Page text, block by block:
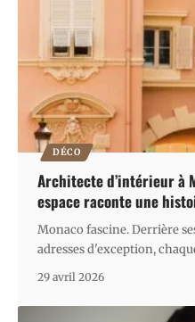
DÉCO
Architecte d’intérieur à
espace raconte une
Monaco fascine. Derrière
adresses d'exception,
29 avril 2026